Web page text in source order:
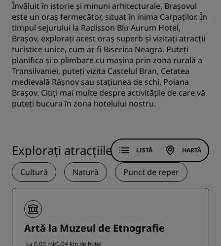
Învăluit în istorie și minuni arhitecturale, Brașovul
este un oraș fermecător, situat în inima Carpaților. În
timpul sejurului la Radisson Blu Aurum Hotel,
Brașov, explorați acest oraș superb și vizitați atracții
turistice unice, cum ar fi Biserica Neagră. Puteți
planifica și o plimbare cu mașina prin zona rurală a
Transilvaniei, puteți vizita Castelul Bran, Cetatea
medievală Râșnov sau stațiunea de schi, Poiana
Brașov. Citiți mai multe despre activitățile de care vă
puteți bucura în zona hotelului nostru.
Explorați atracțiile
Cultură Natură Punct de reper
LISTĂ HARTĂ
Artă la Muzeul de Etnografie
La 0.03 mi/0.04 km de hotel